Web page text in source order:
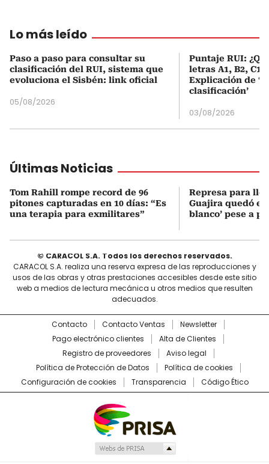
Lo más leído
Paso a paso para consultar su
clasificación del RUI, sistema que
evoluciona el Sisbén: link oficial
05/08/2026
Puntaje RUI:
letras A1, B2, C1
Explicación de
clasificación’
03/08/2026
Últimas Noticias
Tom Rahill rompe record de 96
pitones capturadas en 10 días: “Es
una terapia para exmilitares”
Represa para
Guajira quedó en
blanco’ pese a
© CARACOL S.A. Todos los derechos reservados.
CARACOL S.A. realiza una reserva expresa de las reproducciones y
usos de las obras y otras prestaciones accesibles desde este sitio
web a medios de lectura mecánica u otros medios que resulten
adecuados.
Contacto Contacto Ventas
Newsletter
Pago electrónico clientes
Alta de Clientes
Registro de proveedores
Aviso legal
Política de Protección de Datos
Política de cookies
Configuración de cookies
Transparencia Código Ético